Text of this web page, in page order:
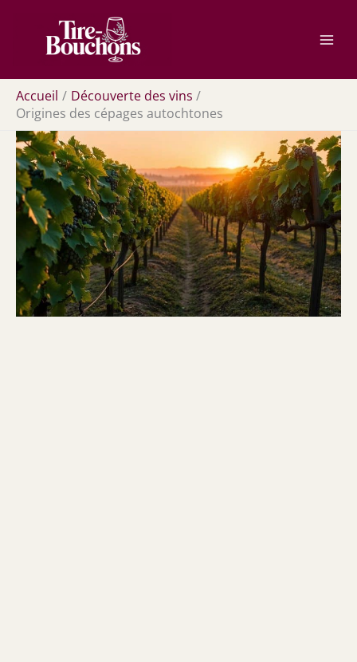
contenu
Accueil
Découverte des vins
Origines des cépages autochtones